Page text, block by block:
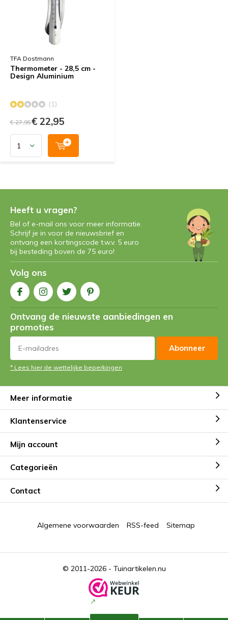
TFA Dostmann
Thermometer - 28,5 cm -
Design Aluminium
(1)
€ 27,95€ 22,95
Heeft u vragen?
Bel of e-mail ons voor meer informatie.
Schrijf je in voor de nieuwsbrief en
ontvang een kortingscode t.w.v. 5 euro
bij besteding boven de 75 euro!
Volg ons
Ontvang de nieuwste aanbiedingen en
promoties
Abonneer
* Lees hier de wettelijke beperkingen
Meer informatie
Klantenservice
Mijn account
Categorieën
Contact
© 2011-2026 - Tuinartikelen.nu
Algemene voorwaarden RSS-feed Sitemap